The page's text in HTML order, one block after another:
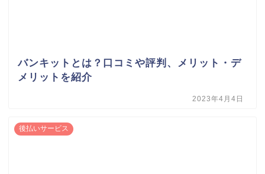
バンキットとは？口コミや評判、メリット・デ
メリットを紹介
2023年4月4日
後払いサービス